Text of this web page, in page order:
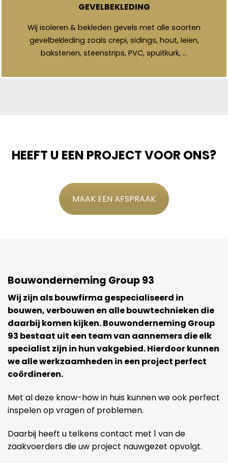
GEVELBEKLEDING
Wij isoleren & bekleden gevels met alle soorten
gevelbekleding zoals crepi, sidings, hout, leien,
bakstenen, steenstrips, PVC, spuitkurk, …
HEEFT U EEN PROJECT VOOR ONS?
MAAK EEN AFSPRAAK
Bouwonderneming Group 93
Wij zijn als bouwfirma gespecialiseerd in
bouwen, verbouwen en alle bouwtechnieken die
daarbij komen kijken. Bouwonderneming Group
93 bestaat uit een team van aannemers die elk
specialist zijn in hun vakgebied. Hierdoor kunnen
we alle werkzaamheden in een project perfect
coördineren.
Met al deze know-how in huis kunnen we ook perfect
inspelen op vragen of problemen.
Daarbij heeft u telkens contact met 1 van de
zaakvoerders die uw project nauwgezet opvolgt.